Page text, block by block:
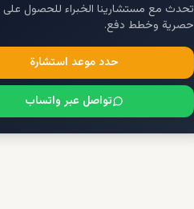
تحدث مع مستشارينا الخبراء للحصول
حصرية وخطط دفع.
حدد موعد استشارة
تواصل عبر واتساب